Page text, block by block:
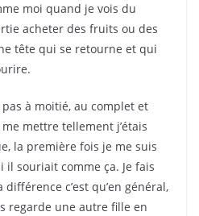
moi quand je vois du
acheter des fruits ou des
tête qui se retourne et qui
à moitié, au complet et
mettre tellement j’étais
la première fois je me suis
souriait comme ça. Je fais
c’est qu’en général,
regarde une autre fille en